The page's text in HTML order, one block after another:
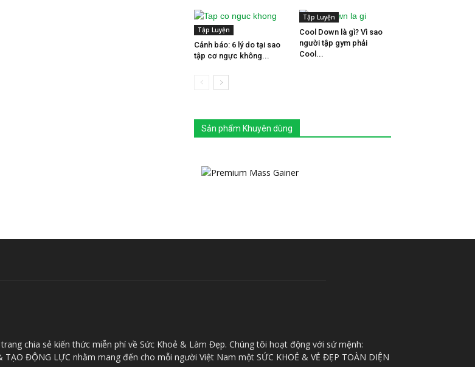
Tập Luyện
Cảnh báo: 6 lý do tại sao
tập cơ ngực không...
Tập Luyện
Cool Down là gì? Vì sao
người tập gym phải
Cool...
Sản phẩm Khuyên dùng
chia sẻ kiến thức miễn phí về Sức Khoẻ & Làm Đẹp. Chúng tôi hoạt động với sứ mệnh:
TẠO ĐỘNG LỰC nhằm mang đến cho mỗi người Việt Nam một SỨC KHOẺ & VẺ ĐẸP TOÀN DIỆN